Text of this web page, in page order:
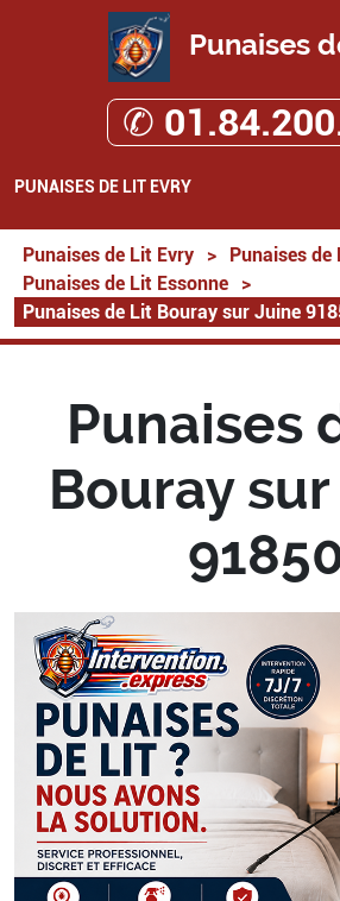
Punaises
✆
PUNAISES DE LIT EVRY
Punaises de Lit Evry > Punaises de
Punaises de Lit Essonne
>
Punaises de Lit Bouray sur Juine
Punaises
Bouray